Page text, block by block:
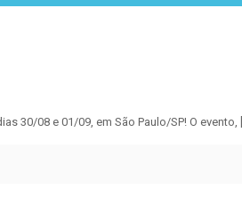
30/08 e 01/09, em São Paulo/SP! O evento,